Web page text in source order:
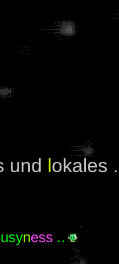
und lokales
ness..